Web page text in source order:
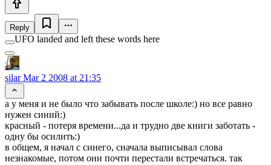
Reply
UFO landed and left these words here
silarMar 2 2008 at 21:35
а у меня и не было что забывать после школе:) но все равно
нужен синий:)
красный - потеря времени...да и трудно две книги заботать -
одну бы осилить:)
в общем, я начал с синего, сначала выписывал слова
незнакомые, потом они почти перестали встречаться. так